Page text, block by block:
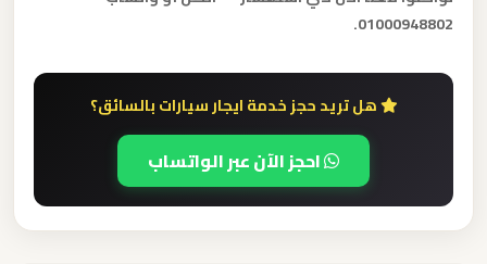
01000948802.
هل تريد حجز خدمة ايجار سيارات بالسائق؟
احجز الآن عبر الواتساب
ليموزين
مطار
القاهرة
مطار
القاهرة